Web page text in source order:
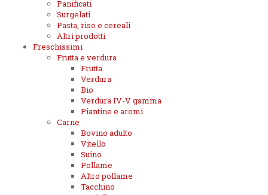
Panificati
Surgelati
Pasta, riso e cereali
Altri prodotti
Freschissimi
Frutta e verdura
Frutta
Verdura
Bio
Verdura IV-V gamma
Piantine e aromi
Carne
Bovino adulto
Vitello
Suino
Pollame
Altro pollame
Tacchino